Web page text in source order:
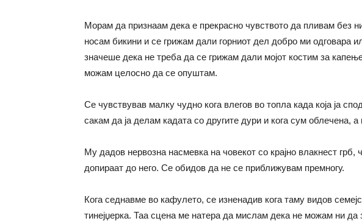
Морам да признаам дека е прекрасно чувството да пливам без
носам бикини и се грижам дали горниот дел добро ми одговара
значеше дека не треба да се грижам дали мојот костим за
можам целосно да се опуштам.
Се чувствував малку чудно кога влегов во топла када која ја
сакам да ја делам кадата со другите дури и кога сум облечена, а
Му дадов нервозна насмевка на човекот со крајно влакнест грб,
допираат до него. Се обидов да не се приближувам премногу.
Кога седнавме во кафулето, се изненадив кога таму видов
тинејџерка. Таа сцена ме натера да мислам дека не можам ни